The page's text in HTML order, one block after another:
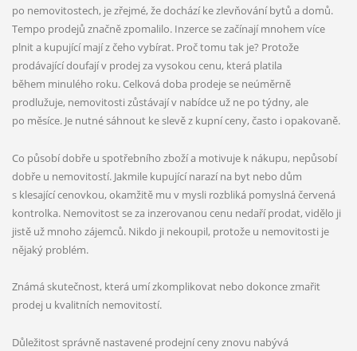
po nemovitostech, je zřejmé, že dochází ke zlevňování bytů a domů.
Tempo prodejů značně zpomalilo. Inzerce se začínají mnohem více
plnit a kupující mají z čeho vybírat. Proč tomu tak je? Protože
prodávající doufají v prodej za vysokou cenu, která platila
během minulého roku. Celková doba prodeje se neúměrně
prodlužuje, nemovitosti zůstávají v nabídce už ne po týdny, ale
po měsíce. Je nutné sáhnout ke slevě z kupní ceny, často i opakovaně.
Co působí dobře u spotřebního zboží a motivuje k nákupu, nepůsobí
dobře u nemovitostí. Jakmile kupující narazí na byt nebo dům
s klesající cenovkou, okamžitě mu v mysli rozbliká pomyslná červená
kontrolka. Nemovitost se za inzerovanou cenu nedaří prodat, vidělo ji
jistě už mnoho zájemců. Nikdo ji nekoupil, protože u nemovitosti je
nějaký problém.
Známá skutečnost, která umí zkomplikovat nebo dokonce zmařit
prodej u kvalitních nemovitostí.
Důležitost správně nastavené prodejní ceny znovu nabývá